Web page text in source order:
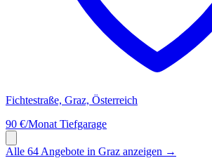
Fichtestraße, Graz, Österreich
90 €/Monat Tiefgarage
Alle 64 Angebote in Graz anzeigen →